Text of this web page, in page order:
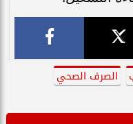
الصرف الصحي